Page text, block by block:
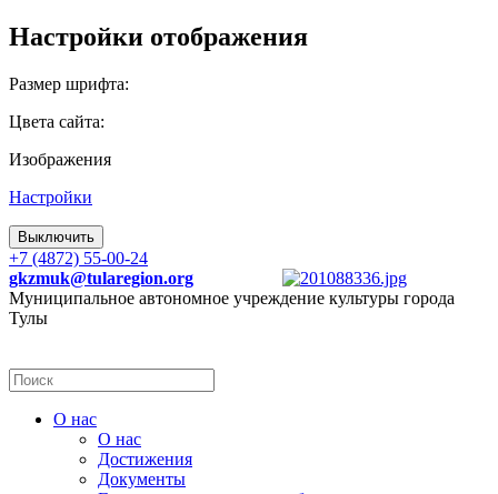
Настройки отображения
Размер шрифта:
Цвета сайта:
Изображения
Настройки
Выключить
+7 (4872) 55-00-24
gkzmuk@tularegion.org
Муниципальное автономное учреждение культуры города
Тулы
О нас
О нас
Достижения
Документы